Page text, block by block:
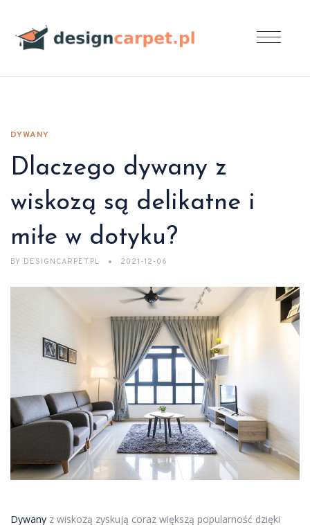
DYWANY
Dlaczego dywany z
wiskozą są delikatne i
miłe w dotyku?
BY DESIGNCARPET.PL 2021-12-06
Dywany z wiskozą zyskują coraz większą popularność dzięki